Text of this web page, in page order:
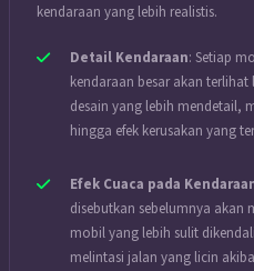
kendaraan yang lebih realistis.
Detail Kendaraan: Setiap
kendaraan besar akan
desain yang lebih mendetail,
hingga efek kerusakan yang
Efek Cuaca pada
disebutkan sebelumnya akan
mobil yang lebih sulit
melintasi jalan yang licin